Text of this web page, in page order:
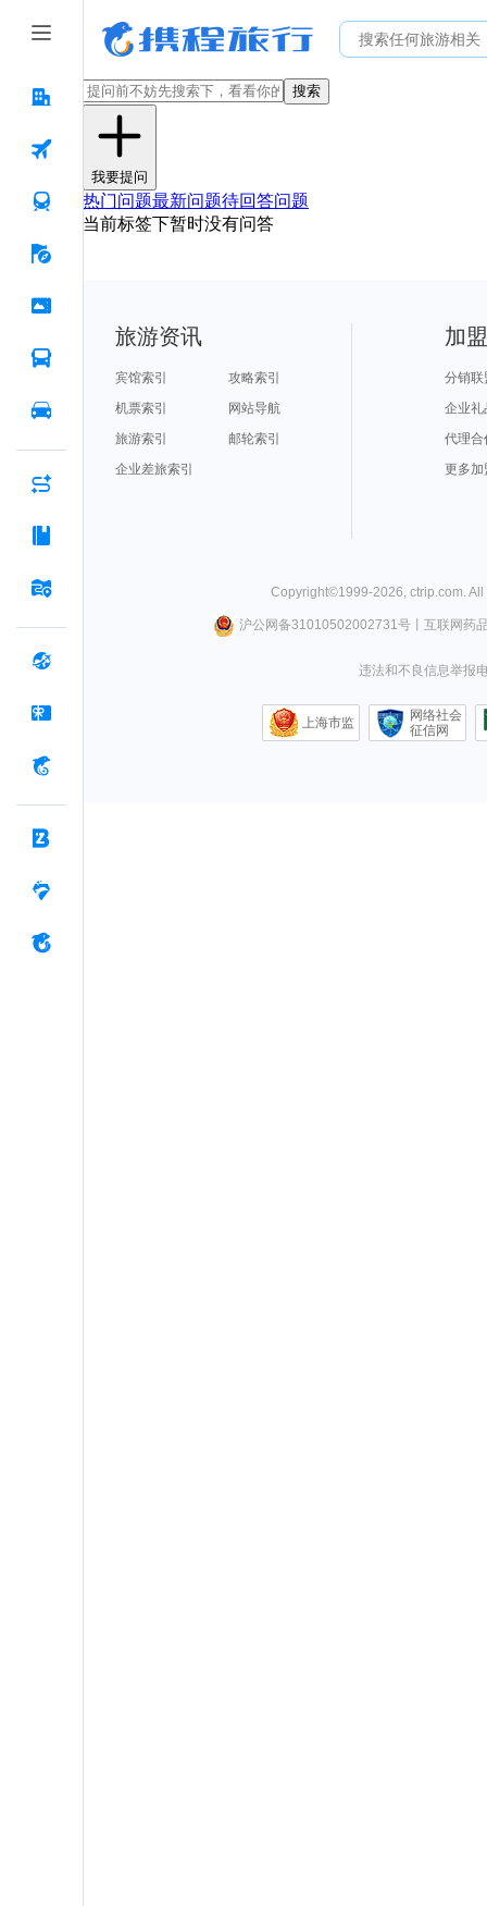
搜索
我要提问
热门问题最新问题待回答问题
当前标签下暂时没有问答
旅游资讯
宾馆索引
攻略索引
机票索引
网站导航
旅游索引
邮轮索引
企业差旅索引
加
分销联
企业礼
代理合
更多加
Copyright©1999-2026, ctrip.com.
沪公网备31010502002731号丨 互联网药
违法和不良信息举报
上海市监
网络社会
征信网